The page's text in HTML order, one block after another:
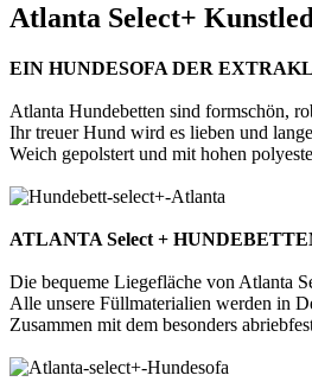
Atlanta Select+
EIN HUNDESOFA DER
Atlanta Hundebetten sind formschön,
Ihr treuer Hund wird es lieben und
Weich gepolstert und mit hohen
ATLANTA Select +
Die bequeme Liegefläche von Atlanta
Alle unsere Füllmaterialien werden in
Zusammen mit dem besonders